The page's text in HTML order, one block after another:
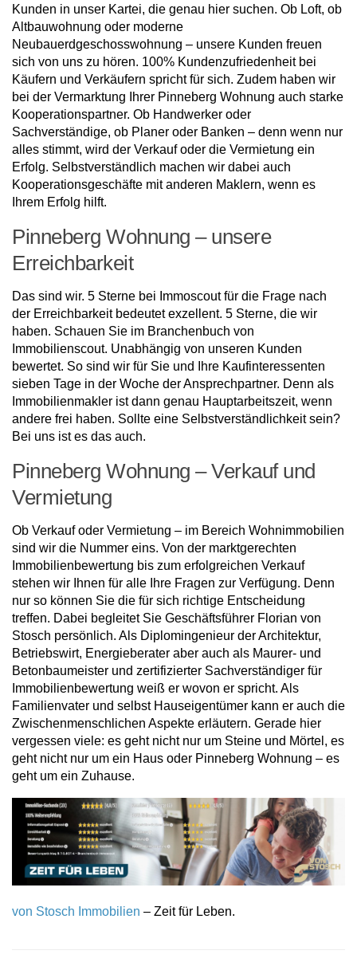
Kunden in unser Kartei, die genau hier suchen. Ob Loft, ob
Altbauwohnung oder moderne
Neubauerdgeschosswohnung – unsere Kunden freuen
sich von uns zu hören. 100% Kundenzufriedenheit bei
Käufern und Verkäufern spricht für sich. Zudem haben wir
bei der Vermarktung Ihrer Pinneberg Wohnung auch starke
Kooperationspartner. Ob Handwerker oder
Sachverständige, ob Planer oder Banken – denn wenn nur
alles stimmt, wird der Verkauf oder die Vermietung ein
Erfolg. Selbstverständlich machen wir dabei auch
Kooperationsgeschäfte mit anderen Maklern, wenn es
Ihrem Erfolg hilft.
Pinneberg Wohnung – unsere
Erreichbarkeit
Das sind wir. 5 Sterne bei Immoscout für die Frage nach
der Erreichbarkeit bedeutet exzellent. 5 Sterne, die wir
haben. Schauen Sie im Branchenbuch von
Immobilienscout. Unabhängig von unseren Kunden
bewertet. So sind wir für Sie und Ihre Kaufinteressenten
sieben Tage in der Woche der Ansprechpartner. Denn als
Immobilienmakler ist dann genau Hauptarbeitszeit, wenn
andere frei haben. Sollte eine Selbstverständlichkeit sein?
Bei uns ist es das auch.
Pinneberg Wohnung – Verkauf und
Vermietung
Ob Verkauf oder Vermietung – im Bereich Wohnimmobilien
sind wir die Nummer eins. Von der marktgerechten
Immobilienbewertung bis zum erfolgreichen Verkauf
stehen wir Ihnen für alle Ihre Fragen zur Verfügung. Denn
nur so können Sie die für sich richtige Entscheidung
treffen. Dabei begleitet Sie Geschäftsführer Florian von
Stosch persönlich. Als Diplomingenieur der Architektur,
Betriebswirt, Energieberater aber auch als Maurer- und
Betonbaumeister und zertifizierter Sachverständiger für
Immobilienbewertung weiß er wovon er spricht. Als
Familienvater und selbst Hauseigentümer kann er auch die
Zwischenmenschlichen Aspekte erläutern. Gerade hier
vergessen viele: es geht nicht nur um Steine und Mörtel, es
geht nicht nur um ein Haus oder Pinneberg Wohnung – es
geht um ein Zuhause.
von Stosch Immobilien – Zeit für Leben.